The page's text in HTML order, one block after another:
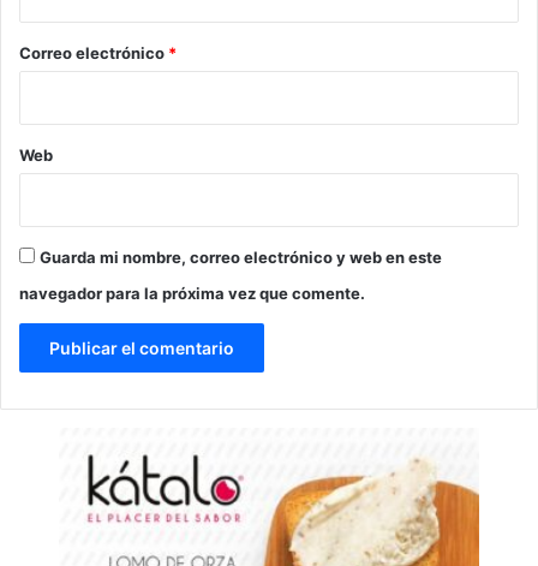
*
Correo electrónico *
Web
Guarda mi nombre, correo electrónico y web en este
navegador para la próxima vez que comente.